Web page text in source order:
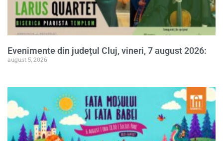
Evenimente din județul Cluj, vineri, 7 august 2026:
august 5, 2026